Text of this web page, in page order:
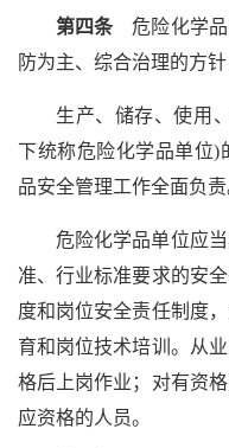
第四条危险化学品
防为主、综合治理的方
生产、储存、使用
下统称危险化学品单位)
品安全管理工作全面负责
危险化学品单位应
准、行业标准要求的安
度和岗位安全责任制度
育和岗位技术培训。从
格后上岗作业；对有资
应资格的人员。